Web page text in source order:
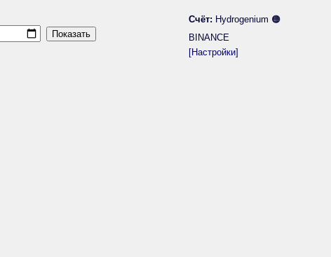
Счёт: Hydrogenium 🟠
BINANCE
[Настройки]